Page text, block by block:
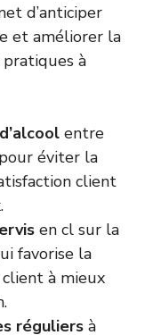
d’anticiper
et améliorer la
pratiques à
entre
éviter la
client
en cl sur la
favorise la
à mieux
réguliers à